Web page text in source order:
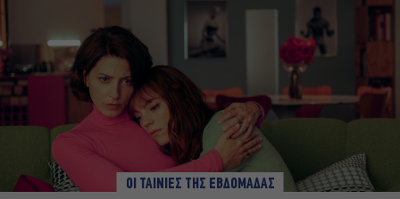
ΟΙ ΤΑΙΝΙΕΣ ΤΗΣ ΕΒΔΟΜΑΔΑΣ